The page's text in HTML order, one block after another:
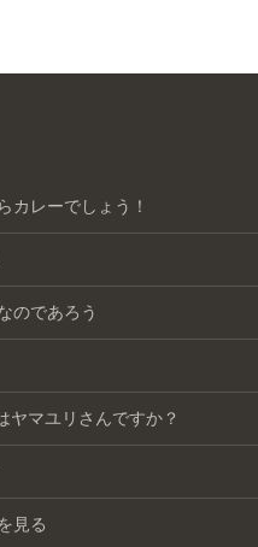
カレーでしょう！
のであろう
ヤマユリさんですか？
見る